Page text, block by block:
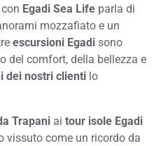
Egadi Sea Life parla di
mozzafiato e un
escursioni Egadi sono
del comfort, della bellezza e
dei nostri clienti lo
Trapani ai tour isole Egadi
vissuto come un ricordo da